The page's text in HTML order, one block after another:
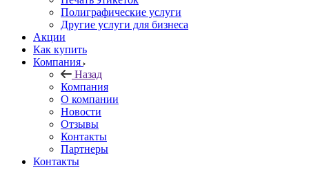
Полиграфические услуги
Другие услуги для бизнеса
Акции
Как купить
Компания
Назад
Компания
О компании
Новости
Отзывы
Контакты
Партнеры
Контакты